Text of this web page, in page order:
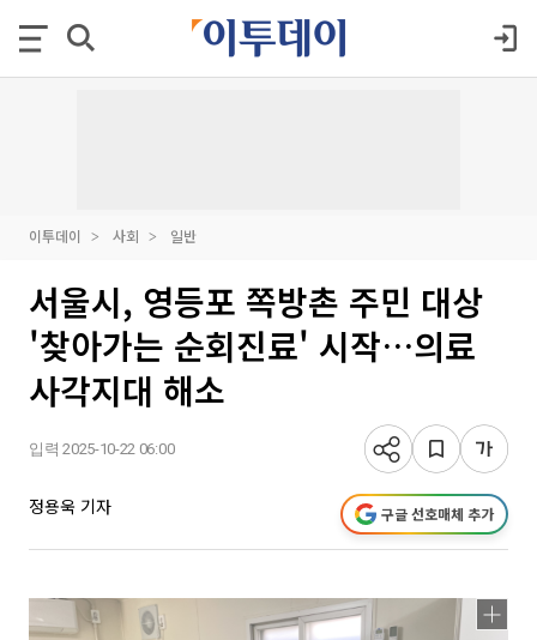
이투데이 사회 일반
서울시, 영등포 쪽방촌 주민 대상
'찾아가는 순회진료' 시작…의료
사각지대 해소
입력 2025-10-22 06:00
정용욱 기자 구글 선호매체 추가